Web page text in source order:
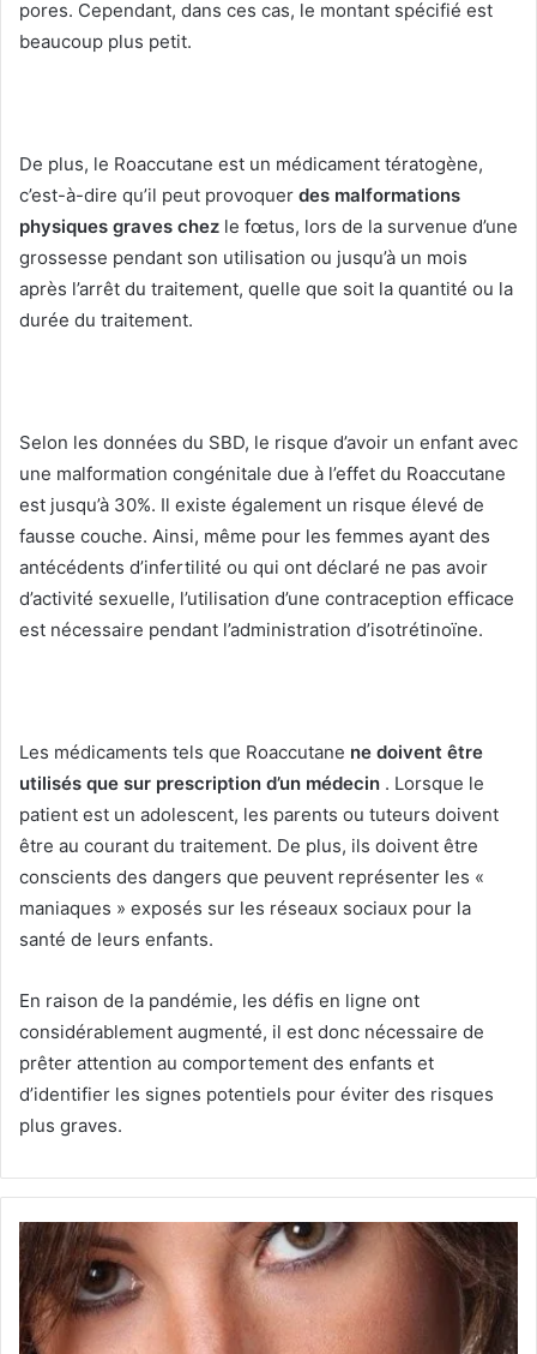
pores. Cependant, dans ces cas, le montant spécifié est
beaucoup plus petit.
De plus, le Roaccutane est un médicament tératogène,
c’est-à-dire qu’il peut provoquer des malformations
physiques graves chez le fœtus, lors de la survenue d’une
grossesse pendant son utilisation ou jusqu’à un mois
après l’arrêt du traitement, quelle que soit la quantité ou la
durée du traitement.
Selon les données du SBD, le risque d’avoir un enfant avec
une malformation congénitale due à l’effet du Roaccutane
est jusqu’à 30%. Il existe également un risque élevé de
fausse couche. Ainsi, même pour les femmes ayant des
antécédents d’infertilité ou qui ont déclaré ne pas avoir
d’activité sexuelle, l’utilisation d’une contraception efficace
est nécessaire pendant l’administration d’isotrétinoïne.
Les médicaments tels que Roaccutane ne doivent être
utilisés que sur prescription d’un médecin . Lorsque le
patient est un adolescent, les parents ou tuteurs doivent
être au courant du traitement. De plus, ils doivent être
conscients des dangers que peuvent représenter les «
maniaques » exposés sur les réseaux sociaux pour la
santé de leurs enfants.
En raison de la pandémie, les défis en ligne ont
considérablement augmenté, il est donc nécessaire de
prêter attention au comportement des enfants et
d’identifier les signes potentiels pour éviter des risques
plus graves.